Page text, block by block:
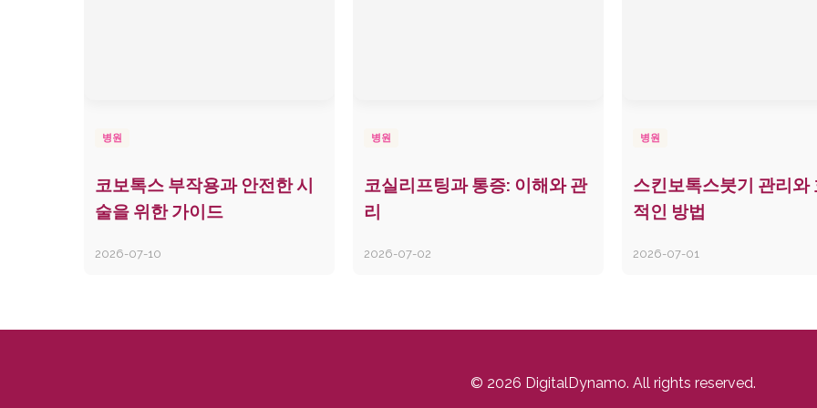
병원
코보톡스 부작용과 안전한 시
술을 위한 가이드
2026-07-10
병원
코실리프팅과 통증: 이해와 관
리
2026-07-02
병원
스킨보톡스붓기 관리와
적인 방법
2026-07-01
© 2026 DigitalDynamo. All rights reserved.